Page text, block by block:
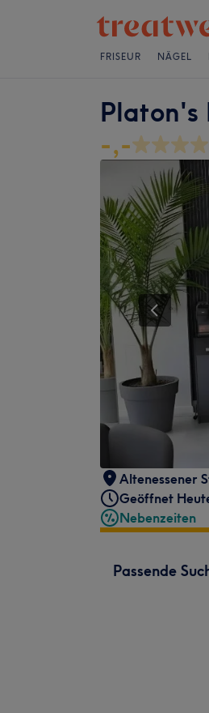
FRISEUR NÄGEL
Platon's
-,-
Altenessener
Geöffnet
Nebenzeiten
Passende